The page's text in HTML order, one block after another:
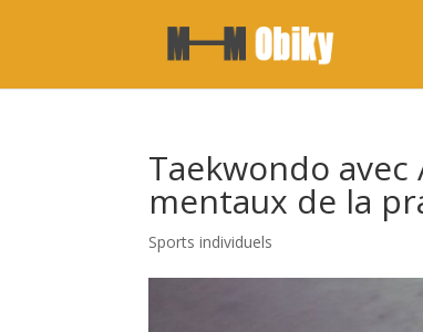
Taekwondo
mentaux de la
Sports individuels